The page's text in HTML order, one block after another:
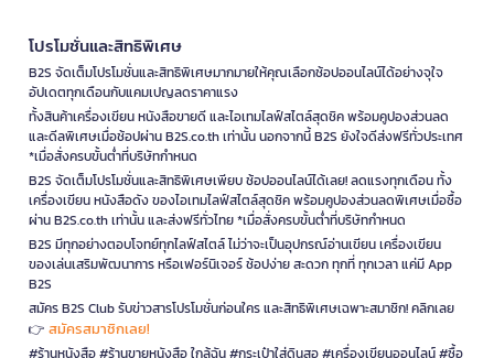
โปรโมชั่นและสิทธิพิเศษ
B2S จัดเต็มโปรโมชั่นและสิทธิพิเศษมากมายให้คุณเลือกช้อปออนไลน์ได้อย่างจุใจ
อัปเดตทุกเดือนกับแคมเปญลดราคาแรง
ทั้งสินค้าเครื่องเขียน หนังสือขายดี และไอเทมไลฟ์สไตล์สุดชิค พร้อมคูปองส่วนลด
และดีลพิเศษเมื่อช้อปผ่าน B2S.co.th เท่านั้น นอกจากนี้ B2S ยังใจดีส่งฟรีทั่วประเทศ
*เมื่อสั่งครบขั้นต่ำที่บริษัทกำหนด
B2S จัดเต็มโปรโมชั่นและสิทธิพิเศษเพียบ ช้อปออนไลน์ได้เลย! ลดแรงทุกเดือน ทั้ง
เครื่องเขียน หนังสือดัง ของไอเทมไลฟ์สไตล์สุดชิค พร้อมคูปองส่วนลดพิเศษเมื่อซื้อ
ผ่าน B2S.co.th เท่านั้น และส่งฟรีทั่วไทย *เมื่อสั่งครบขั้นต่ำที่บริษัทกำหนด
B2S มีทุกอย่างตอบโจทย์ทุกไลฟ์สไตล์ ไม่ว่าจะเป็นอุปกรณ์อ่านเขียน เครื่องเขียน
ของเล่นเสริมพัฒนาการ หรือเฟอร์นิเจอร์ ช้อปง่าย สะดวก ทุกที่ ทุกเวลา แค่มี App
B2S
สมัคร B2S Club รับข่าวสารโปรโมชั่นก่อนใคร และสิทธิพิเศษเฉพาะสมาชิก! คลิกเลย
👉 สมัครสมาชิกเลย!
#ร้านหนังสือ #ร้านขายหนังสือ ใกล้ฉัน #กระเป๋าใส่ดินสอ #เครื่องเขียนออนไลน์ #ซื้อ